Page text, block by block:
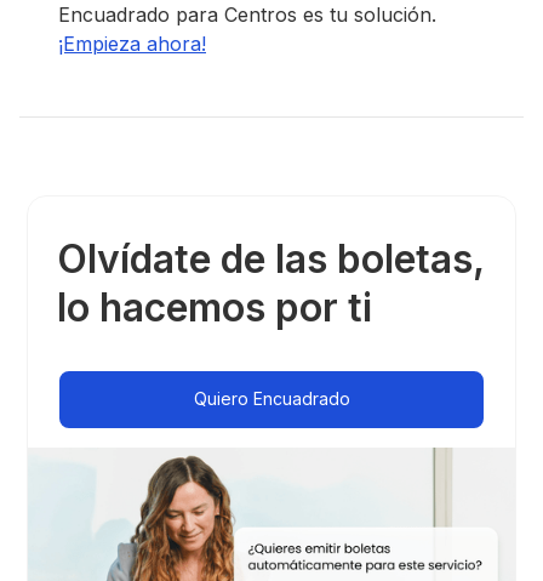
Encuadrado para Centros es tu solución.
¡Empieza ahora!
Olvídate de las boletas,
lo hacemos por ti
Quiero Encuadrado